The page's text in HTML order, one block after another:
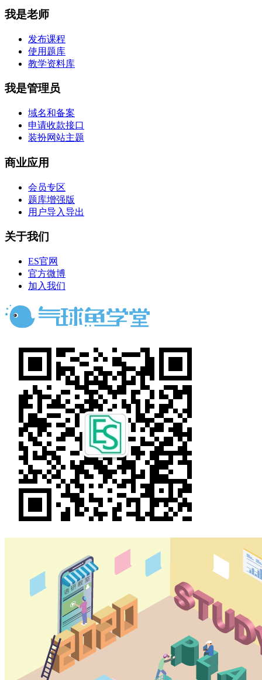
我是老师
发布课程
使用题库
教学资料库
我是管理员
域名和备案
申请收款接口
装扮网站主题
商业应用
会员专区
题库增强版
用户导入导出
关于我们
ES官网
官方微博
加入我们